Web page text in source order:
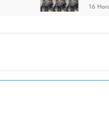
16 Horas Atrás